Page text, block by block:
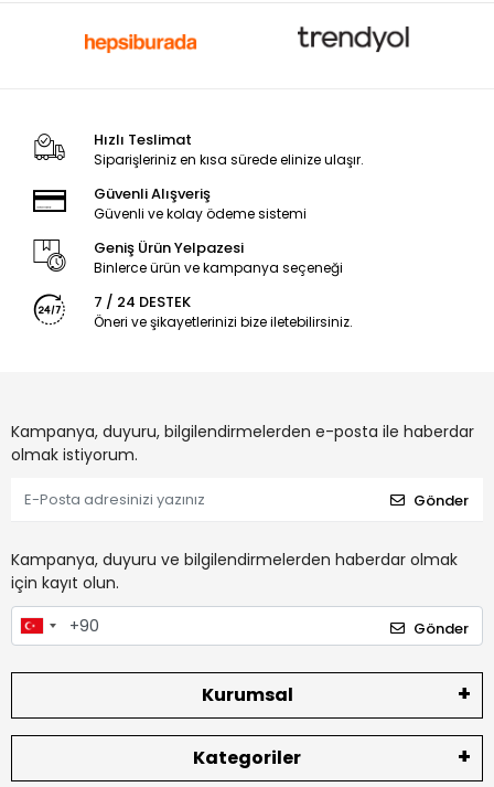
Hızlı Teslimat
Siparişleriniz en kısa sürede elinize ulaşır.
Güvenli Alışveriş
Güvenli ve kolay ödeme sistemi
Geniş Ürün Yelpazesi
Binlerce ürün ve kampanya seçeneği
7 / 24 DESTEK
Öneri ve şikayetlerinizi bize iletebilirsiniz.
Kampanya, duyuru, bilgilendirmelerden e-posta ile haberdar
olmak istiyorum.
Gönder
Kampanya, duyuru ve bilgilendirmelerden haberdar olmak
için kayıt olun.
Gönder
Kurumsal
Kategoriler